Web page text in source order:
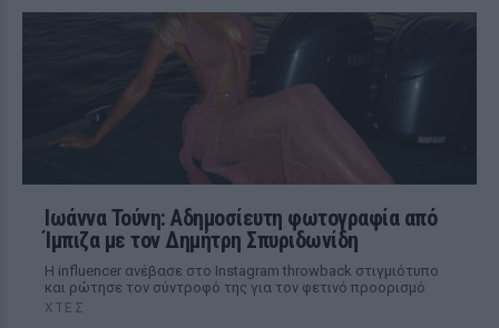
Ιωάννα Τούνη: Αδημοσίευτη φωτογραφία από
Ίμπιζα με τον Δημήτρη Σπυριδωνίδη
Η influencer ανέβασε στο Instagram throwback στιγμιότυπο
και ρώτησε τον σύντροφό της για τον φετινό προορισμό
ΧΤΕΣ